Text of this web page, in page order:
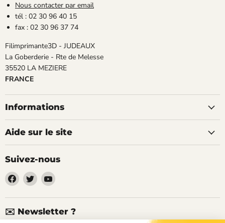
Nous contacter par email
tél : 02 30 96 40 15
fax : 02 30 96 37 74
Filimprimante3D - JUDEAUX
La Goberderie - Rte de Melesse
35520 LA MEZIERE
FRANCE
Informations
Aide sur le site
Suivez-nous
Trouvez-
nous
sur
Facebook
Trouvez-
nous
sur
Twitter
Trouvez-
sur
YouTube
✉️ Newsletter ?